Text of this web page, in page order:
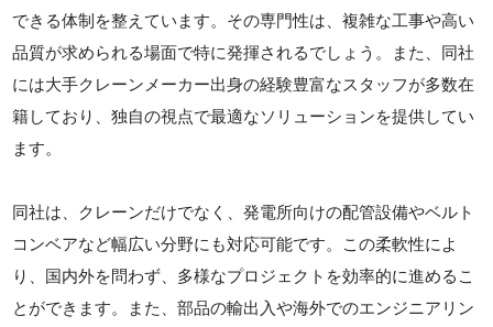
できる体制を整えています。その専門性は、複雑な工事や高い
品質が求められる場面で特に発揮されるでしょう。また、同社
には大手クレーンメーカー出身の経験豊富なスタッフが多数在
籍しており、独自の視点で最適なソリューションを提供してい
ます。
同社は、クレーンだけでなく、発電所向けの配管設備やベルト
コンベアなど幅広い分野にも対応可能です。この柔軟性によ
り、国内外を問わず、多様なプロジェクトを効率的に進めるこ
とができます。また、部品の輸出入や海外でのエンジニアリン